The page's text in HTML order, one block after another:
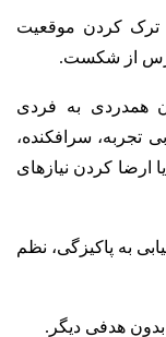
ترک کردن موقعیت
ترس از شکست.
همدردی به فردی
تجربه، سرافکنده،
ارضا کردن نیازهای
به پاکیزگی، نظم
هدفی دیگر.